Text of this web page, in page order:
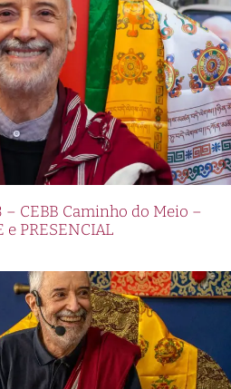
– CEBB Caminho do Meio –
e PRESENCIAL